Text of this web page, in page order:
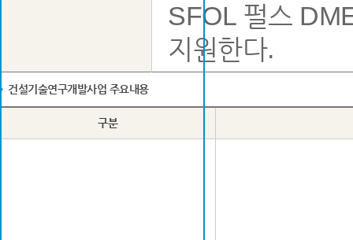
SFOL 펄스
지원한다.
건설기술연구개발사업 주요내용
구분